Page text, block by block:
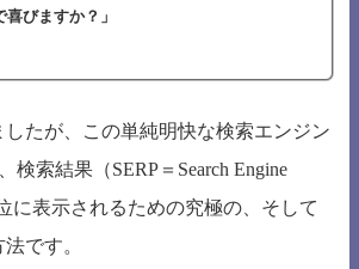
喜びますか？」
たが、この単純明快な検索エンジン
検索結果（SERP＝Search Engine
に表示されるための究極の、そして
です。